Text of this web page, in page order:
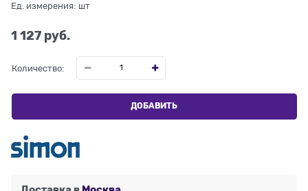
Ед. измерения: шт
1 127 руб.
Количество:
ДОБАВИТЬ